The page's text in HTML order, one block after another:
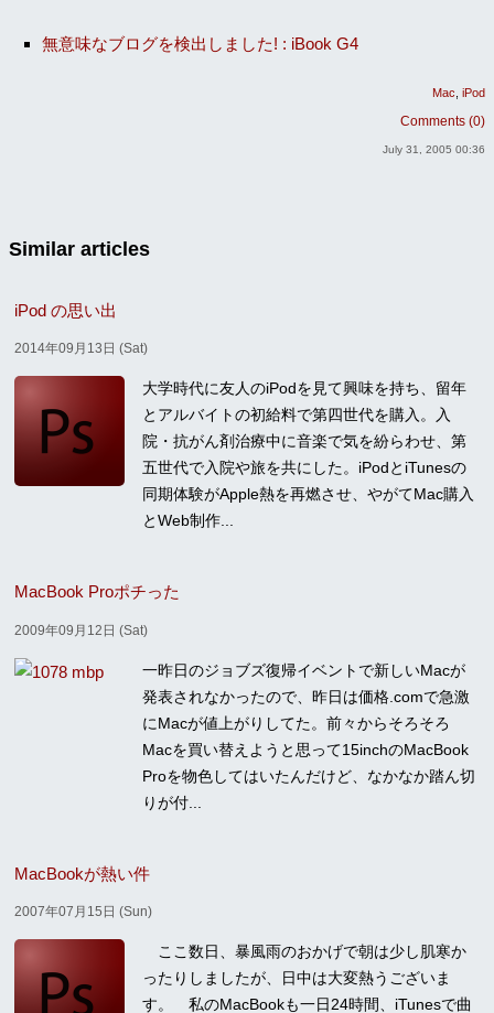
無意味なブログを検出しました! : iBook G4
Mac iPod
Comments (0)
July 31, 2005 00:36
Similar articles
iPod の思い出
2014年09月13日 (Sat)
大学時代に友人のiPodを見て興味を持ち、留年
とアルバイトの初給料で第四世代を購入。入
院・抗がん剤治療中に音楽で気を紛らわせ、第
五世代で入院や旅を共にした。iPodとiTunesの
同期体験がApple熱を再燃させ、やがてMac購入
とWeb制作...
MacBook Proポチった
2009年09月12日 (Sat)
一昨日のジョブズ復帰イベントで新しいMacが
発表されなかったので、昨日は価格.comで急激
にMacが値上がりしてた。前々からそろそろ
Macを買い替えようと思って15inchのMacBook
Proを物色してはいたんだけど、なかなか踏ん切
りが付...
MacBookが熱い件
2007年07月15日 (Sun)
ここ数日、暴風雨のおかげで朝は少し肌寒か
ったりしましたが、日中は大変熱うございま
す。 私のMacBookも一日24時間、iTunesで曲